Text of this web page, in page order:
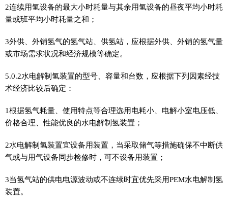
2连续用氢设备的最大小时耗量与其余用氢设备的昼夜平均小时耗
量或班平均小时耗量之和；
3外供、外销氢气的氢气站、供氢站，应根据外供、外销的氢气量
或市场需求状况和经济规模等确定。
5.0.2水电解制氢装置的型号、容量和台数，应根据下列因素经技
术经济比较后确定：
1根据氢气耗量、使用特点等合理选用电耗小、电解小室电压低、
价格合理、性能优良的水电解制氢装置；
2水电解制氢装置宜设备用装置，当采取储气等措施确保不中断供
气或与用气设备同步检修时，可不设备用装置；
3当氢气站的供电电源波动或不连续时宜优先采用PEM水电解制氢
装置。